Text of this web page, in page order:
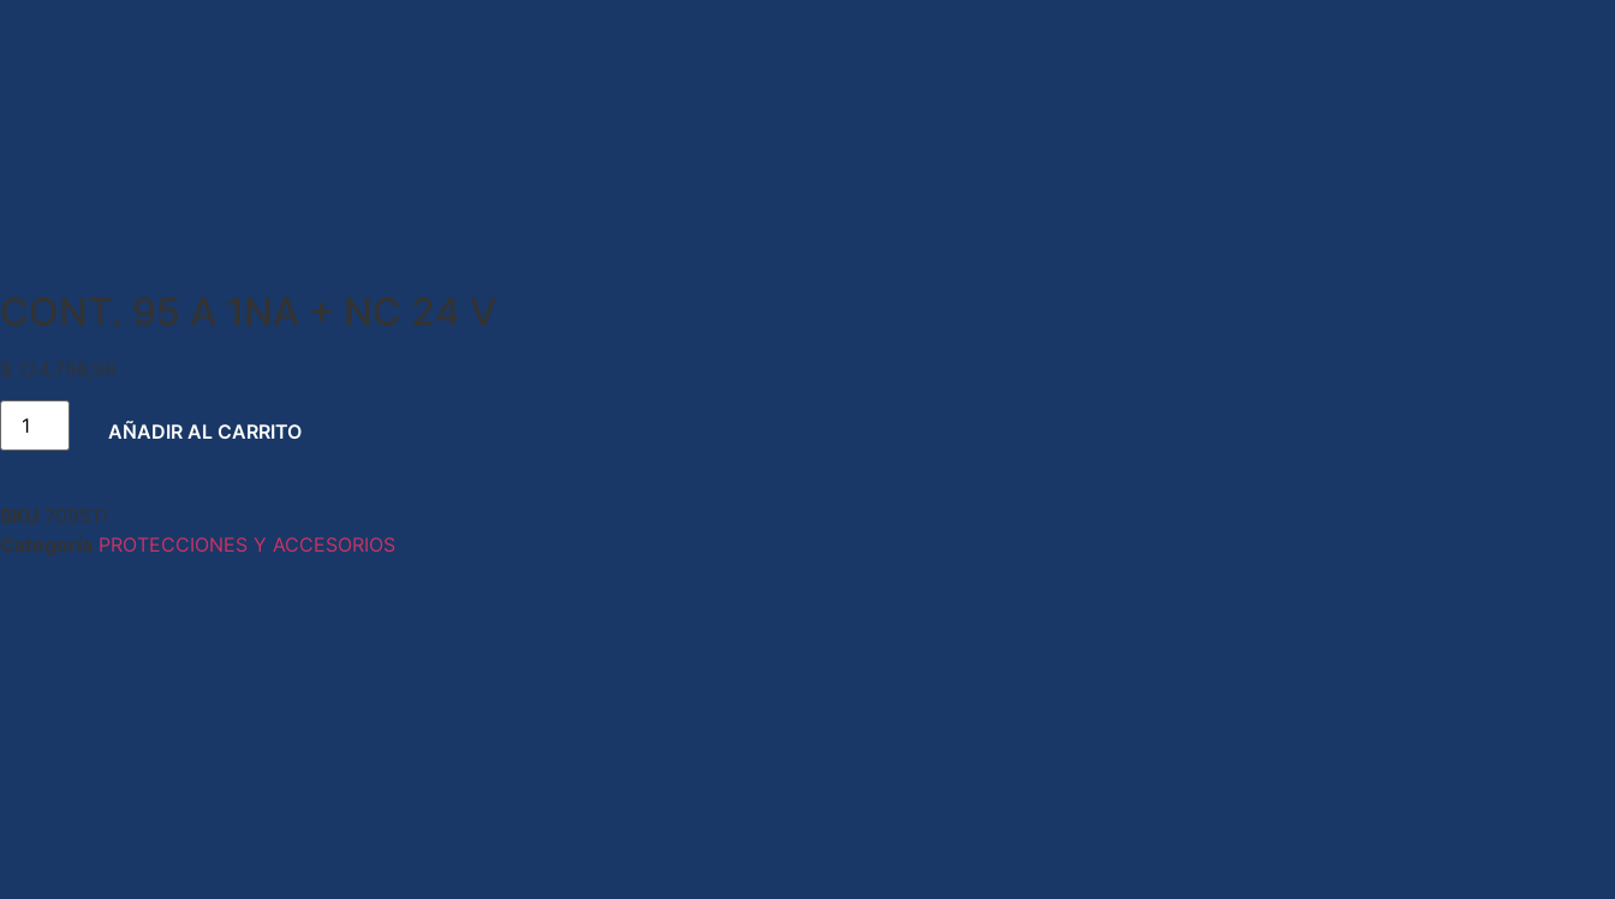
CONT. 95 A 1NA + NC 24 V
$ 124.756,96
AÑADIR AL CARRITO
SKU 709511
Categoría PROTECCIONES Y ACCESORIOS